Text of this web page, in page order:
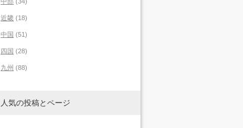
近畿 (18)
中国 (51)
四国 (28)
九州 (88)
人気の投稿とページ